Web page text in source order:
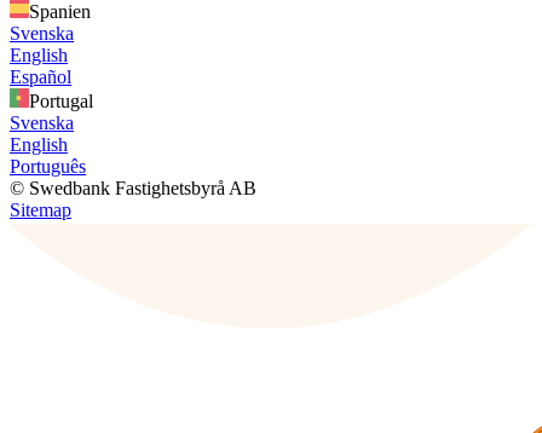
Spanien
Svenska
English
Español
Portugal
Svenska
English
Português
© Swedbank Fastighetsbyrå AB
Sitemap